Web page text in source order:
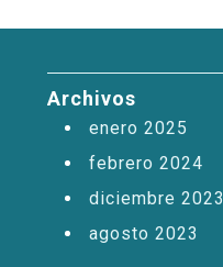
Archivos
enero 2025
febrero 2024
diciembre 2023
agosto 2023